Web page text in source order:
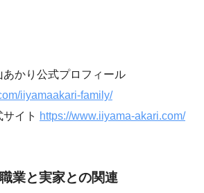
かり公式プロフィール
iiyamaakari-family/
サイト https://www.iiyama-akari.com/
業と実家との関連